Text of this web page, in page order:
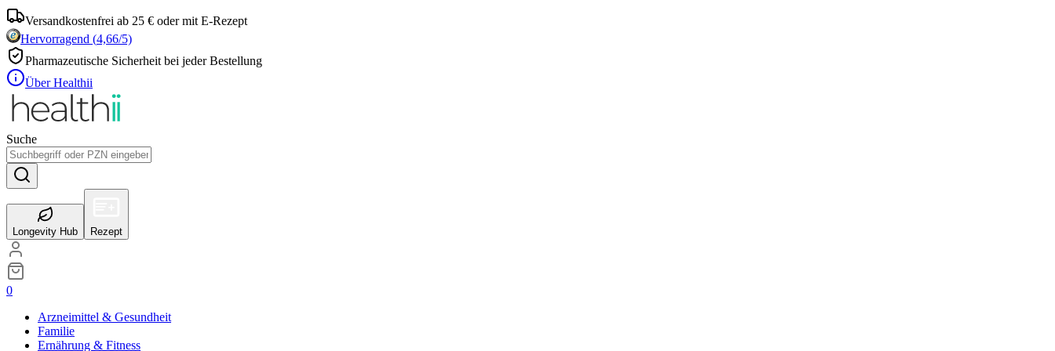
Versandkostenfrei ab 25 € oder mit E-Rezept
Hervorragend (4,66/5)
Pharmazeutische Sicherheit bei jeder Bestellung
Über Healthii
Suche
Longevity Hub Rezept
0
Arzneimittel & Gesundheit
Familie
Ernährung & Fitness